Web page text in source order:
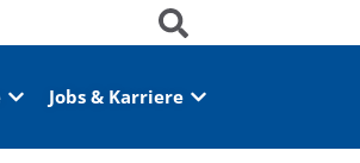
Jobs & Karriere